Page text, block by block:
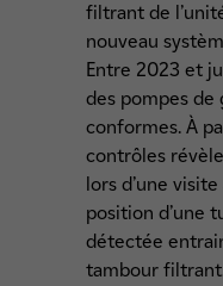
filtrant de
nouveau
Entre 2023 et
des pompes de
conformes. À
contrôles
lors d’une
position d’une
détectée
tambour